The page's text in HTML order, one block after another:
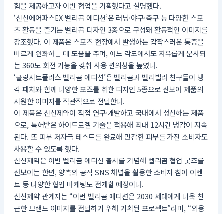
험을 제공하고자 이번 협업을 기획했다고 설명했다.
‘신신에어파스EX 벨리곰 에디션’은 러닝·야구·축구 등 다양한 스포
츠 활동을 즐기는 벨리곰 디자인 3종으로 구성돼 활동적인 이미지를
강조했다. 이 제품은 스포츠 현장에서 발생하는 갑작스러운 통증을
빠르게 완화하는 데 도움을 주며, 어느 각도에서도 자유롭게 분사되
는 360도 회전 기능을 갖춰 사용 편의성을 높였다.
‘쿨링시트플러스 벨리곰 에디션’은 벨리곰과 벨리빌라 친구들이 냉
각 패치와 함께 다양한 포즈를 취한 디자인 5종으로 선보여 제품의
시원한 이미지를 직관적으로 전달한다.
이 제품은 신신제약이 직접 연구·개발하고 국내에서 생산하는 제품
으로, 특허받은 하이드로겔 기술을 적용해 최대 12시간 냉감이 지속
된다. 또 피부 저자극 테스트를 완료해 민감한 피부를 가진 소비자도
사용할 수 있도록 했다.
신신제약은 이번 벨리곰 에디션 출시를 기념해 벨리곰 협업 굿즈를
선보이는 한편, 양측의 공식 SNS 채널을 활용한 소비자 참여 이벤
트 등 다양한 협업 마케팅도 전개할 예정이다.
신신제약 관계자는 “이번 벨리곰 에디션은 2030 세대에게 더욱 친
근한 브랜드 이미지를 전달하기 위해 기획된 프로젝트”라며, “외용